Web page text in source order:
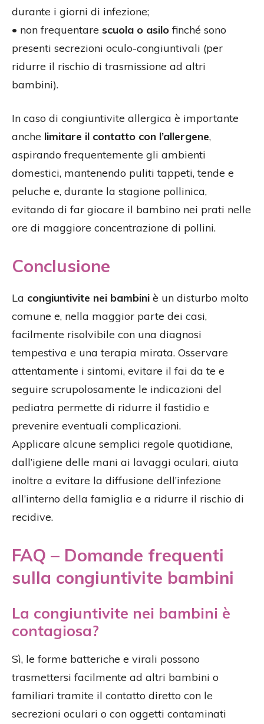
durante i giorni di infezione;
• non frequentare scuola o asilo finché sono
presenti secrezioni oculo-congiuntivali (per
ridurre il rischio di trasmissione ad altri
bambini).
In caso di congiuntivite allergica è importante
anche limitare il contatto con l’allergene,
aspirando frequentemente gli ambienti
domestici, mantenendo puliti tappeti, tende e
peluche e, durante la stagione pollinica,
evitando di far giocare il bambino nei prati nelle
ore di maggiore concentrazione di pollini.
Conclusione
La congiuntivite nei bambini è un disturbo molto
comune e, nella maggior parte dei casi,
facilmente risolvibile con una diagnosi
tempestiva e una terapia mirata. Osservare
attentamente i sintomi, evitare il fai da te e
seguire scrupolosamente le indicazioni del
pediatra permette di ridurre il fastidio e
prevenire eventuali complicazioni.
Applicare alcune semplici regole quotidiane,
dall’igiene delle mani ai lavaggi oculari, aiuta
inoltre a evitare la diffusione dell’infezione
all’interno della famiglia e a ridurre il rischio di
recidive.
FAQ – Domande frequenti
sulla congiuntivite bambini
La congiuntivite nei bambini è
contagiosa?
Sì, le forme batteriche e virali possono
trasmettersi facilmente ad altri bambini o
familiari tramite il contatto diretto con le
secrezioni oculari o con oggetti contaminati